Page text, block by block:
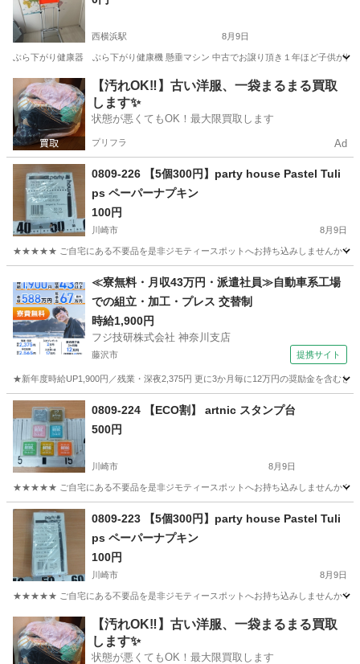
西横浜駅 8月9日
ぶら下がり健康器 ぶら下がり健康機 懸垂マシン 中古でお譲り頂き１年ほど子供が使
神奈川 横浜市 西横浜駅 家庭用品 ぶら下がり健康器
【汚れOK‼️】古い洋服、一袋まるまる買取
します✨
状態が悪くてもOK！最大限買取します
プリフラ Ad
0809-226 【5個300円】party house Pastel Tuli
ps ペーパーナプキン
100円
川崎市 8月9日
★★★★★ ご自宅にある不要品を是非ジモティースポットへお持ち込みしませんか？
家庭用品 ナプキン
≪寮無料・月収43万円・派遣社員≫自動車系工場
での組立・加工・プレス 交替制
時給1,900円
フジ技研株式会社 神奈川支店
藤沢市 提携サイト
★新年度時給UP1,900円／残業・深夜2,375円 更に3か月毎に12万円の奨励金を含む
神奈川 藤沢市 0809-224 【ECO割】 artnic スタンプ台
500円
川崎市 8月9日
★★★★★ ご自宅にある不要品を是非ジモティースポットへお持ち込みしませんか？
神奈川 川崎市 現地
0809-223 【5個300円】party house Pastel Tuli
ps ペーパーナプキン
100円
川崎市 8月9日
★★★★★ ご自宅にある不要品を是非ジモティースポットへお持ち込みしませんか？
神奈川 川崎市 家庭用品 ナプキン
【汚れOK‼️】古い洋服、一袋まるまる買取
します✨
状態が悪くてもOK！最大限買取します